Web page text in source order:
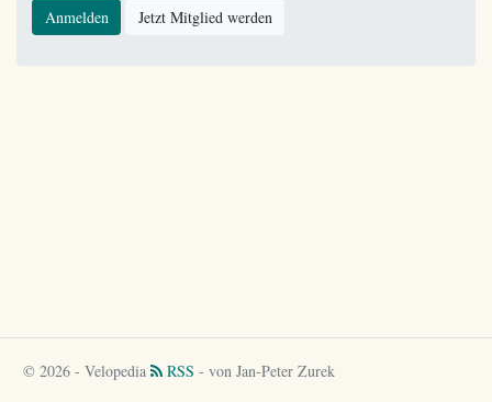
Anmelden Jetzt Mitglied werden
© 2026 - Velopedia RSS - von Jan-Peter Zurek